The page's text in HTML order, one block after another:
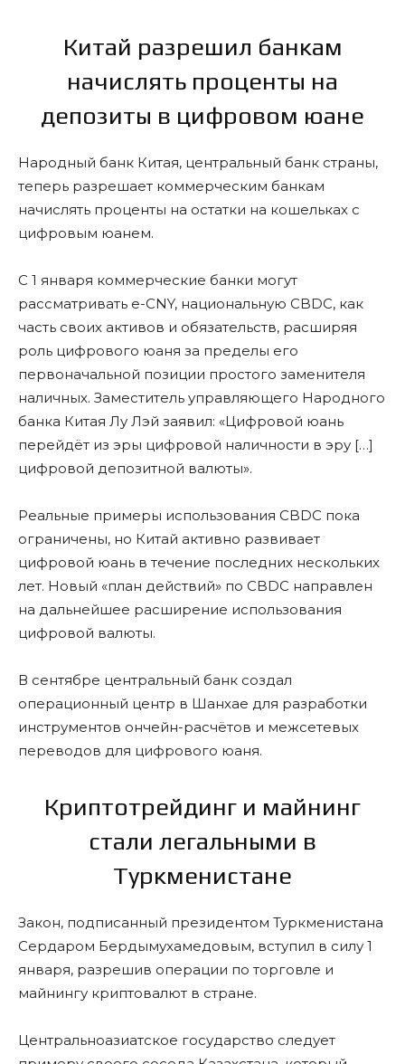
Китай разрешил банкам
начислять проценты на
депозиты в цифровом юане
Народный банк Китая, центральный банк страны,
теперь разрешает коммерческим банкам
начислять проценты на остатки на кошельках с
цифровым юанем.
С 1 января коммерческие банки могут
рассматривать e-CNY, национальную CBDC, как
часть своих активов и обязательств, расширяя
роль цифрового юаня за пределы его
первоначальной позиции простого заменителя
наличных. Заместитель управляющего Народного
банка Китая Лу Лэй заявил: «Цифровой юань
перейдёт из эры цифровой наличности в эру […]
цифровой депозитной валюты».
Реальные примеры использования CBDC пока
ограничены, но Китай активно развивает
цифровой юань в течение последних нескольких
лет. Новый «план действий» по CBDC направлен
на дальнейшее расширение использования
цифровой валюты.
В сентябре центральный банк создал
операционный центр в Шанхае для разработки
инструментов ончейн-расчётов и межсетевых
переводов для цифрового юаня.
Криптотрейдинг и майнинг
стали легальными в
Туркменистане
Закон, подписанный президентом Туркменистана
Сердаром Бердымухамедовым, вступил в силу 1
января, разрешив операции по торговле и
майнингу криптовалют в стране.
Центральноазиатское государство следует